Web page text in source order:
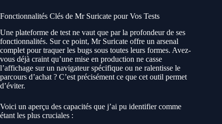
Fonctionnalités Clés de Mr Suricate pour Vos Tests
Une plateforme de test ne vaut que par la profondeur de ses
fonctionnalités. Sur ce point, Mr Suricate offre un arsenal
complet pour traquer les bugs sous toutes leurs formes. Avez-
vous déjà craint qu’une mise en production ne casse
l’affichage sur un navigateur spécifique ou ne ralentisse le
parcours d’achat ? C’est précisément ce que cet outil permet
d’éviter.
Voici un aperçu des capacités que j’ai pu identifier comme
étant les plus cruciales :